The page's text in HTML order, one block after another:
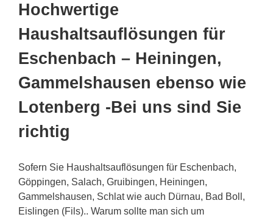
Hochwertige
Haushaltsauflösungen für
Eschenbach – Heiningen,
Gammelshausen ebenso wie
Lotenberg -Bei uns sind Sie
richtig
Sofern Sie Haushaltsauflösungen für Eschenbach,
Göppingen, Salach, Gruibingen, Heiningen,
Gammelshausen, Schlat wie auch Dürnau, Bad Boll,
Eislingen (Fils).. Warum sollte man sich um